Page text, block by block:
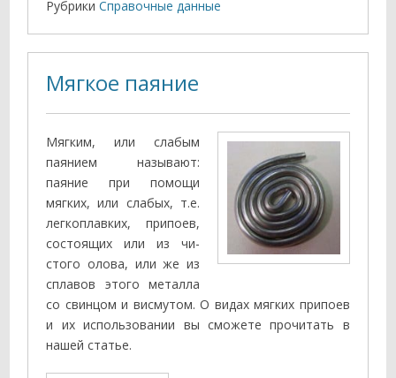
Рубрики Справочные данные
Мягкое паяние
Мягким, или слабым
паянием называют:
паяние при помощи
мягких, или слабых, т.е.
легкоплавких, припоев,
состоящих или из чи­
стого олова, или же из
сплавов этого металла
со свинцом и висмутом. О видах мягких припоев
и их использовании вы сможете прочитать в
нашей статье.